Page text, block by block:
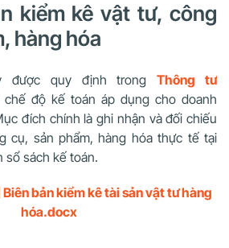
kiểm kê vật tư, công
hàng hóa
được quy định trongThông tư
chế độ kế toán áp dụng cho doanh
đích chính là ghi nhận và đối chiếu
cụ, sản phẩm, hàng hóa thực tế tại
sổ sách kế toán.
Biên bản kiểm kê tài sản vật tư hàng
hóa.docx